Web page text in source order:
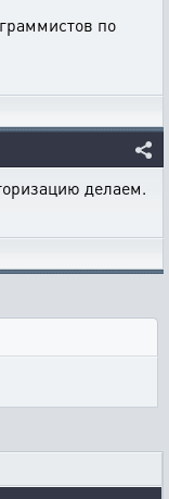
по
делаем.